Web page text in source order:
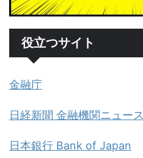
役立つサイト
金融庁
日経新聞 金融機関ニュース
日本銀行 Bank of Japan